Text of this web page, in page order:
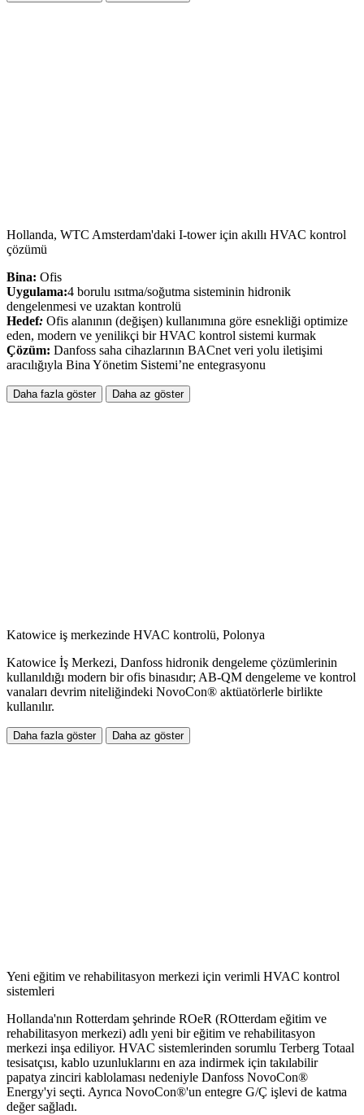
Hollanda, WTC Amsterdam'daki I-tower için akıllı HVAC kontrol
çözümü
Bina: Ofis
Uygulama:4 borulu ısıtma/soğutma sisteminin hidronik
dengelenmesi ve uzaktan kontrolü
Hedef: Ofis alanının (değişen) kullanımına göre esnekliği optimize
eden, modern ve yenilikçi bir HVAC kontrol sistemi kurmak
Çözüm: Danfoss saha cihazlarının BACnet veri yolu iletişimi
aracılığıyla Bina Yönetim Sistemi’ne entegrasyonu
Daha fazla göster Daha az göster
Katowice iş merkezinde HVAC kontrolü, Polonya
Katowice İş Merkezi, Danfoss hidronik dengeleme çözümlerinin
kullanıldığı modern bir ofis binasıdır; AB-QM dengeleme ve kontrol
vanaları devrim niteliğindeki NovoCon® aktüatörlerle birlikte
kullanılır.
Daha fazla göster Daha az göster
Yeni eğitim ve rehabilitasyon merkezi için verimli HVAC kontrol
sistemleri
Hollanda'nın Rotterdam şehrinde ROeR (ROtterdam eğitim ve
rehabilitasyon merkezi) adlı yeni bir eğitim ve rehabilitasyon
merkezi inşa ediliyor. HVAC sistemlerinden sorumlu Terberg Totaal
tesisatçısı, kablo uzunluklarını en aza indirmek için takılabilir
papatya zinciri kablolaması nedeniyle Danfoss NovoCon®
Energy'yi seçti. Ayrıca NovoCon®'un entegre G/Ç işlevi de katma
değer sağladı.